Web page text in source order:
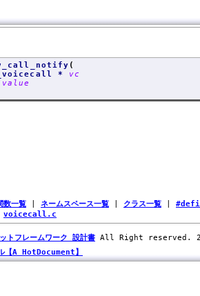
(
* vc
value
数一覧 ネームスペース一覧 クラス一覧
voicecall.c
ットフレームワーク 設計書 All Right reserved.
【A HotDocument】